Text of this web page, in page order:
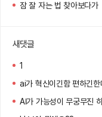
잠 잘 자는 법 찾아보다가
새댓글
1
ai가 혁신이긴함 편하긴
AI가 가능성이 무궁무진